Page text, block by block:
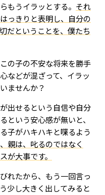
もうイラッとする。 それ
っきりと表明し、自分の
だということを、僕たち
の子の不安な将来を勝手
などが混ざって、イラッ
ませんか？
出せるという自信や自分
という安心感が無いと、
子がハキハキと喋るよう
親は、叱るのではなく
が大事です。
れたから、もう一回言っ
少し大きく出してみると